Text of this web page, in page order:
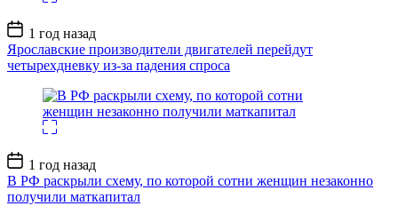
Дата
записи
1 год назад
Ярославские производители двигателей перейдут
четырехдневку из-за падения спроса
Дата
записи
1 год назад
В РФ раскрыли схему, по которой сотни женщин незаконно
получили маткапитал